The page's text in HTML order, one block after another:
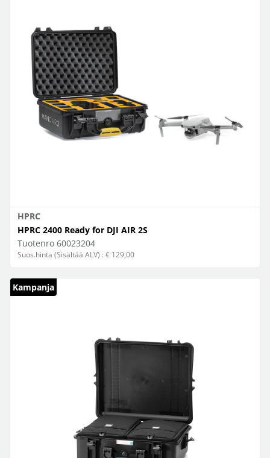
HPRC
HPRC 2400 Ready for DJI AIR 2S
Tuotenro 60023204
Suos.hinta (Sisältää ALV) : € 129,00
Kampanja